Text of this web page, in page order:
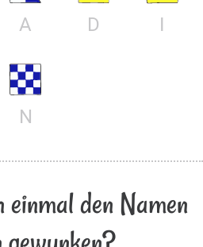
A D I
N
den Namen